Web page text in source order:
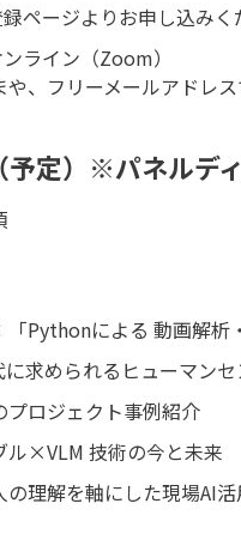
ジよりお申し込みくだ
ライン（Zoom）
、フリーメールアドレ
予定）※パネルデ
「Pythonによる 動画解析
に求められるヒューマン
プロジェクト事例紹介
ル×VLM 技術の今と未来
の理解を軸にした現場AI